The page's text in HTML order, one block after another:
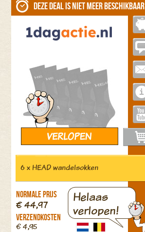
Deze deal is niet meer beschikbaar
6 x HEAD wandelsokken
Normale prijs
€ 44,97
Verzendkosten
€ 4,95
Helaas
verlopen!